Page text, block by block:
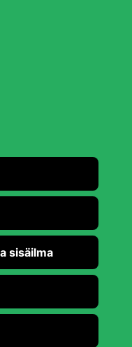
sisäilma